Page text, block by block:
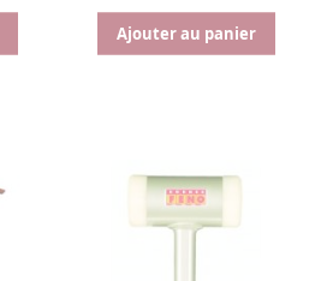
Ajouter au panier